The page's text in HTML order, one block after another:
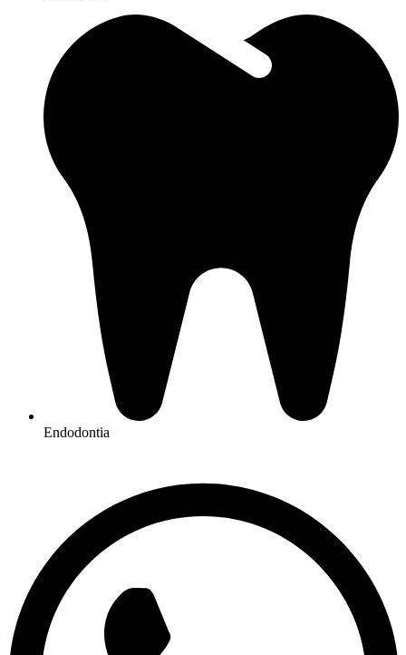
Endodontia